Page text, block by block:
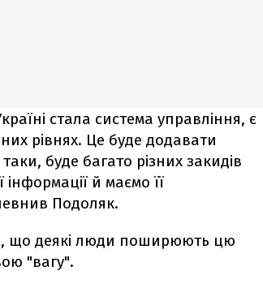
стала система управління, є
рівнях. Це буде додавати
буде багато різних закидів
й маємо її
Подоляк.
що деякі люди поширюють цю
"вагу".